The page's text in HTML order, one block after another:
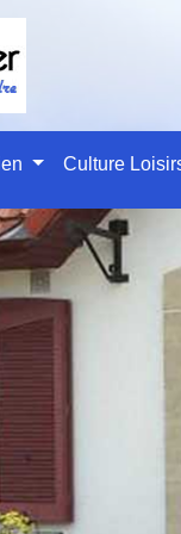
Culture
du
TOURISME ET